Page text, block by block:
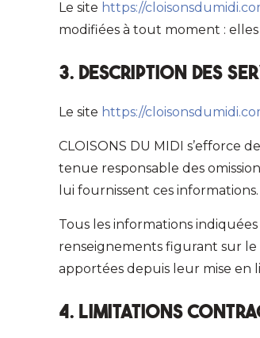
Le site https://
modifiées à tout moment : elles
3. Description des
Le site https://
CLOISONS DU MIDI s’efforce
tenue responsable des
lui fournissent ces informations.
Tous les informations
renseignements figurant sur le
apportées depuis leur mise en
4. Limitations